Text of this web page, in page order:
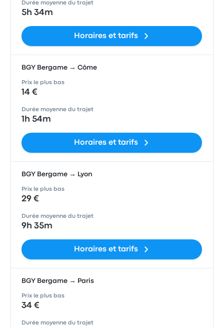
Durée moyenne du trajet
5h 34m
Horaires et tarifs
BGY Bergame → Côme
Prix le plus bas
14 €
Durée moyenne du trajet
1h 54m
Horaires et tarifs
BGY Bergame → Lyon
Prix le plus bas
29 €
Durée moyenne du trajet
9h 35m
Horaires et tarifs
BGY Bergame → Paris
Prix le plus bas
34 €
Durée moyenne du trajet